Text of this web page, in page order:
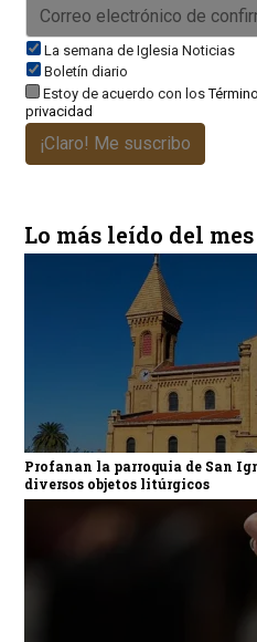
La semana de Iglesia Noticias
Boletín diario
Estoy de acuerdo con los
privacidad
¡Claro! Me suscribo
Lo más leído del mes
Profanan la parroquia de San
diversos objetos litúrgicos